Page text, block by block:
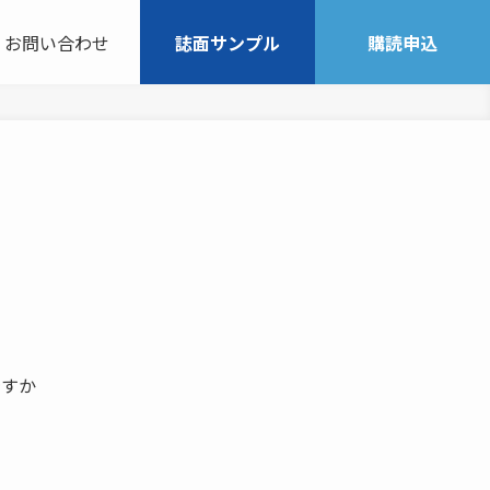
お問い合わせ 誌面サンプル 購読申込
か